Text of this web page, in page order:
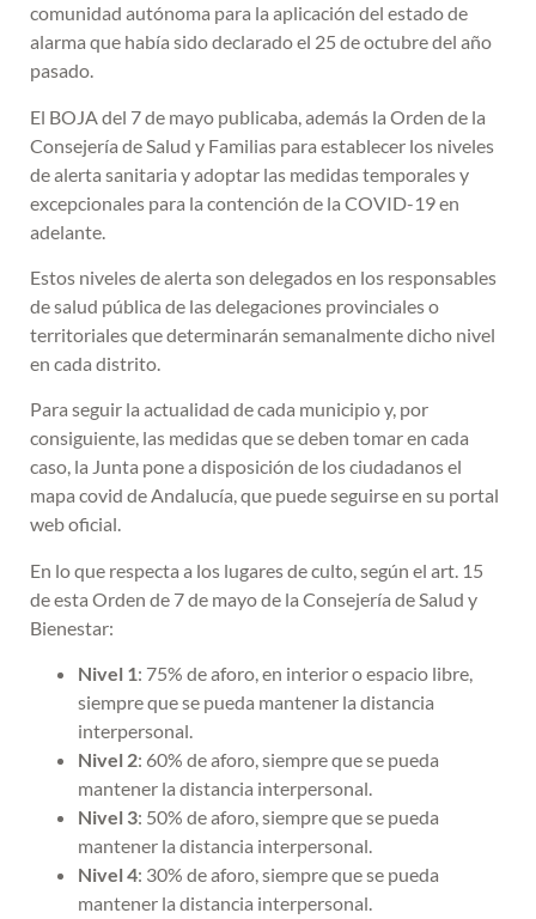
comunidad autónoma para la aplicación del estado de
alarma que había sido declarado el 25 de octubre del año
pasado.
El BOJA del 7 de mayo publicaba, además la Orden de la
Consejería de Salud y Familias para establecer los niveles
de alerta sanitaria y adoptar las medidas temporales y
excepcionales para la contención de la COVID-19 en
adelante.
Estos niveles de alerta son delegados en los responsables
de salud pública de las delegaciones provinciales o
territoriales que determinarán semanalmente dicho nivel
en cada distrito.
Para seguir la actualidad de cada municipio y, por
consiguiente, las medidas que se deben tomar en cada
caso, la Junta pone a disposición de los ciudadanos el
mapa covid de Andalucía, que puede seguirse en su portal
web oficial.
En lo que respecta a los lugares de culto, según el art. 15
de esta Orden de 7 de mayo de la Consejería de Salud y
Bienestar:
Nivel 1: 75% de aforo, en interior o espacio libre,
siempre que se pueda mantener la distancia
interpersonal.
Nivel 2: 60% de aforo, siempre que se pueda
mantener la distancia interpersonal.
Nivel 3: 50% de aforo, siempre que se pueda
mantener la distancia interpersonal.
Nivel 4: 30% de aforo, siempre que se pueda
mantener la distancia interpersonal.